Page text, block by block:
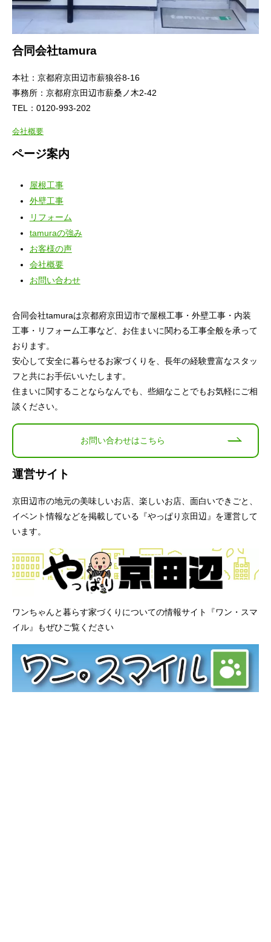
合同会社tamura
本社：京都府京田辺市薪狼谷8-16
事務所：京都府京田辺市薪桑ノ木2-42
TEL：0120-993-202
会社概要
ページ案内
屋根工事
外壁工事
リフォーム
tamuraの強み
お客様の声
会社概要
お問い合わせ
合同会社tamuraは京都府京田辺市で屋根工事・外壁工事・内装
工事・リフォーム工事など、お住まいに関わる工事全般を承って
おります。
安心して安全に暮らせるお家づくりを、長年の経験豊富なスタッ
フと共にお手伝いいたします。
住まいに関することならなんでも、些細なことでもお気軽にご相
談ください。
お問い合わせはこちら
運営サイト
京田辺市の地元の美味しいお店、楽しいお店、面白いできごと、
イベント情報などを掲載している『やっぱり京田辺』を運営して
います。
ワンちゃんと暮らす家づくりについての情報サイト『ワン・スマ
イル』もぜひご覧ください